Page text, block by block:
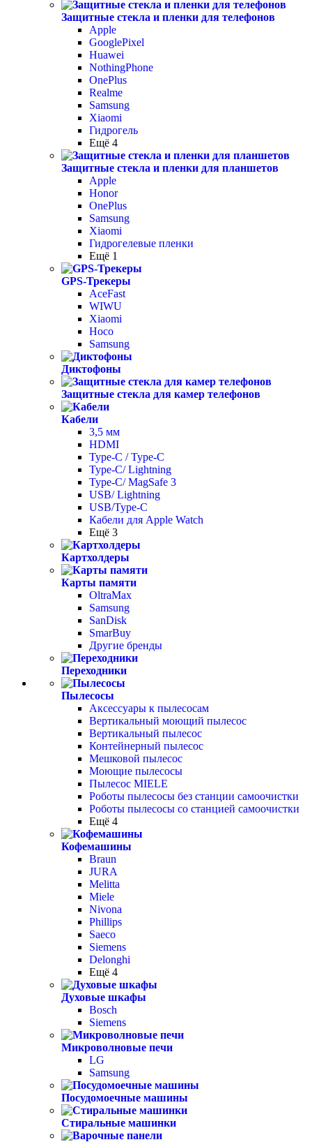
Защитные стекла и пленки для телефонов
Apple
GooglePixel
Huawei
NothingPhone
OnePlus
Realme
Samsung
Xiaomi
Гидрогель
Ещё 4
Защитные стекла и пленки для планшетов
Apple
Honor
OnePlus
Samsung
Xiaomi
Гидрогелевые пленки
Ещё 1
GPS-Трекеры
AceFast
WIWU
Xiaomi
Hoco
Samsung
Диктофоны
Защитные стекла для камер телефонов
Кабели
3,5 мм
HDMI
Type-C / Type-C
Type-C/ Lightning
Type-C/ MagSafe 3
USB/ Lightning
USB/Type-C
Кабели для Apple Watch
Ещё 3
Картхолдеры
Карты памяти
OltraMax
Samsung
SanDisk
SmarBuy
Другие бренды
Переходники
Пылесосы
Аксессуары к пылесосам
Вертикальный моющий пылесос
Вертикальный пылесос
Контейнерный пылесос
Мешковой пылесос
Моющие пылесосы
Пылесос MIELE
Роботы пылесосы без станции самоочистки
Роботы пылесосы со станцией самоочистки
Ещё 4
Кофемашины
Braun
JURA
Melitta
Miele
Nivona
Phillips
Saeco
Siemens
Delonghi
Ещё 4
Духовые шкафы
Bosch
Siemens
Микроволновые печи
LG
Samsung
Посудомоечные машины
Стиральные машинки